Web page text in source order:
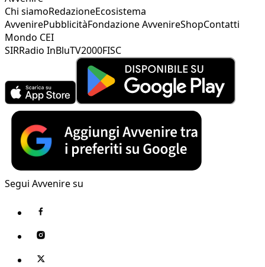
Chi siamoRedazioneEcosistema
AvvenirePubblicitàFondazione AvvenireShopContatti
Mondo CEI
SIRRadio InBluTV2000FISC
Segui Avvenire su